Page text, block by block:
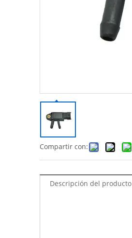
Compartir con:
Descripción del producto